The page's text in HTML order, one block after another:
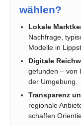
wählen?
Lokale
Nachfrage,
Modelle in
Digitale
gefunden – von
der Umgebung.
Transparenz
regionale
schaffen